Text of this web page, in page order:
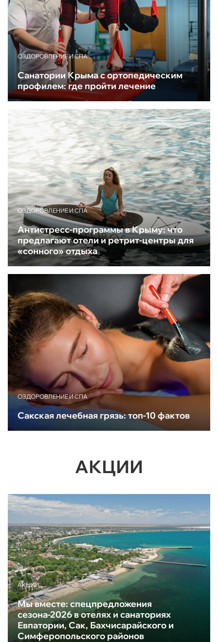
ОЗДОРОВЛЕНИЕ И СПА
Санатории Крыма с ортопедическим
профилем: где пройти лечение
ОЗДОРОВЛЕНИЕ И СПА
Антистресс-программы в Крыму: что
предлагают отели и ретрит-центры для
«сонного» отдыха
ОЗДОРОВЛЕНИЕ И СПА
Сакская лечебная грязь: топ-10 фактов
АКЦИИ
АКЦИИ
Мы вместе: спецпредложения
сезона-2026 в отелях и санаториях
Евпатории, Сак, Бахчисарайского и
Симферопольского районов